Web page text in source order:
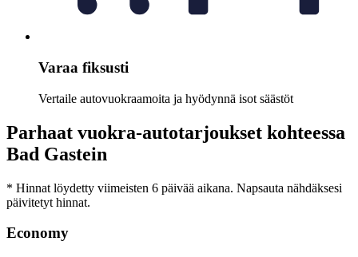
Varaa fiksusti
Vertaile autovuokraamoita ja hyödynnä isot säästöt
Parhaat vuokra-autotarjoukset kohteessa
Bad Gastein
* Hinnat löydetty viimeisten 6 päivää aikana. Napsauta nähdäksesi
päivitetyt hinnat.
Economy